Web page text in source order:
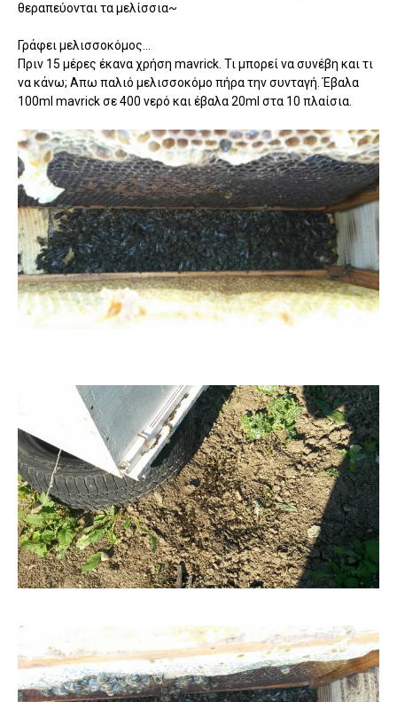
θεραπεύονται τα μελίσσια~
Γράφει μελισσοκόμος...
Πριν 15 μέρες έκανα χρήση mavrick. Τι μπορεί να συνέβη και τι
να κάνω; Aπω παλιό μελισσοκόμο πήρα την συνταγή. Έβαλα
100ml mavrick σε 400 νερό και έβαλα 20ml στα 10 πλαίσια.